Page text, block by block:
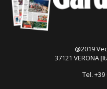
@2019
37121 VERONA
Tel. +39